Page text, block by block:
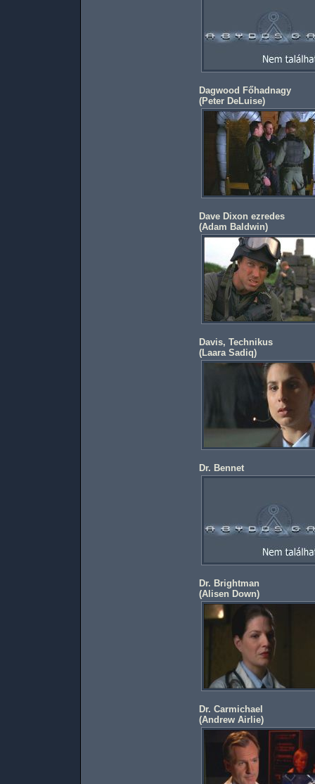
Dagwood Főhadnagy
(Peter DeLuise)
Dave Dixon ezredes
(Adam Baldwin)
Davis, Technikus
(Laara Sadiq)
Dr. Bennet
Dr. Brightman
(Alisen Down)
Dr. Carmichael
(Andrew Airlie)